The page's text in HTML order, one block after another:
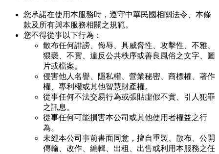
您承諾在使用本服務時，遵守中華民國相關法令、本條
款及所有與本服務相關之規範。
您不得從事以下行為：
散布任何誹謗、侮辱、具威脅性、攻擊性、不雅、
猥褻、不實、違反公共秩序或善良風俗之文字、圖
片或檔案。
侵害他人名譽、隱私權、營業秘密、商標權、著作
權、專利權或其他智慧財產權。
從事任何不法交易行為或張貼虛假不實、引人犯罪
之訊息。
從事任何可能損害本公司或其他使用者權益之行
為。
未經本公司事前書面同意，擅自重製、散布、公開
傳輸、改作、編輯、出租、出售或利用本服務之任